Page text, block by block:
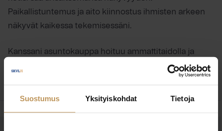
Suostumus Yksityiskohdat Tietoja
Paikallistuntemus ja aito kiinnostus ihmisten arkeen
näkyvät kaikessa tekemisessäni.
Kanssani asuntokauppa hoituu ammattitaidolla ja